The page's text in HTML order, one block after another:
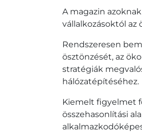
A magazin
vállalkozásoktól az
Rendszeresen
ösztönzését, az
stratégiák
hálózatépítéséhez.
Kiemelt figyelmet
összehasonlítási